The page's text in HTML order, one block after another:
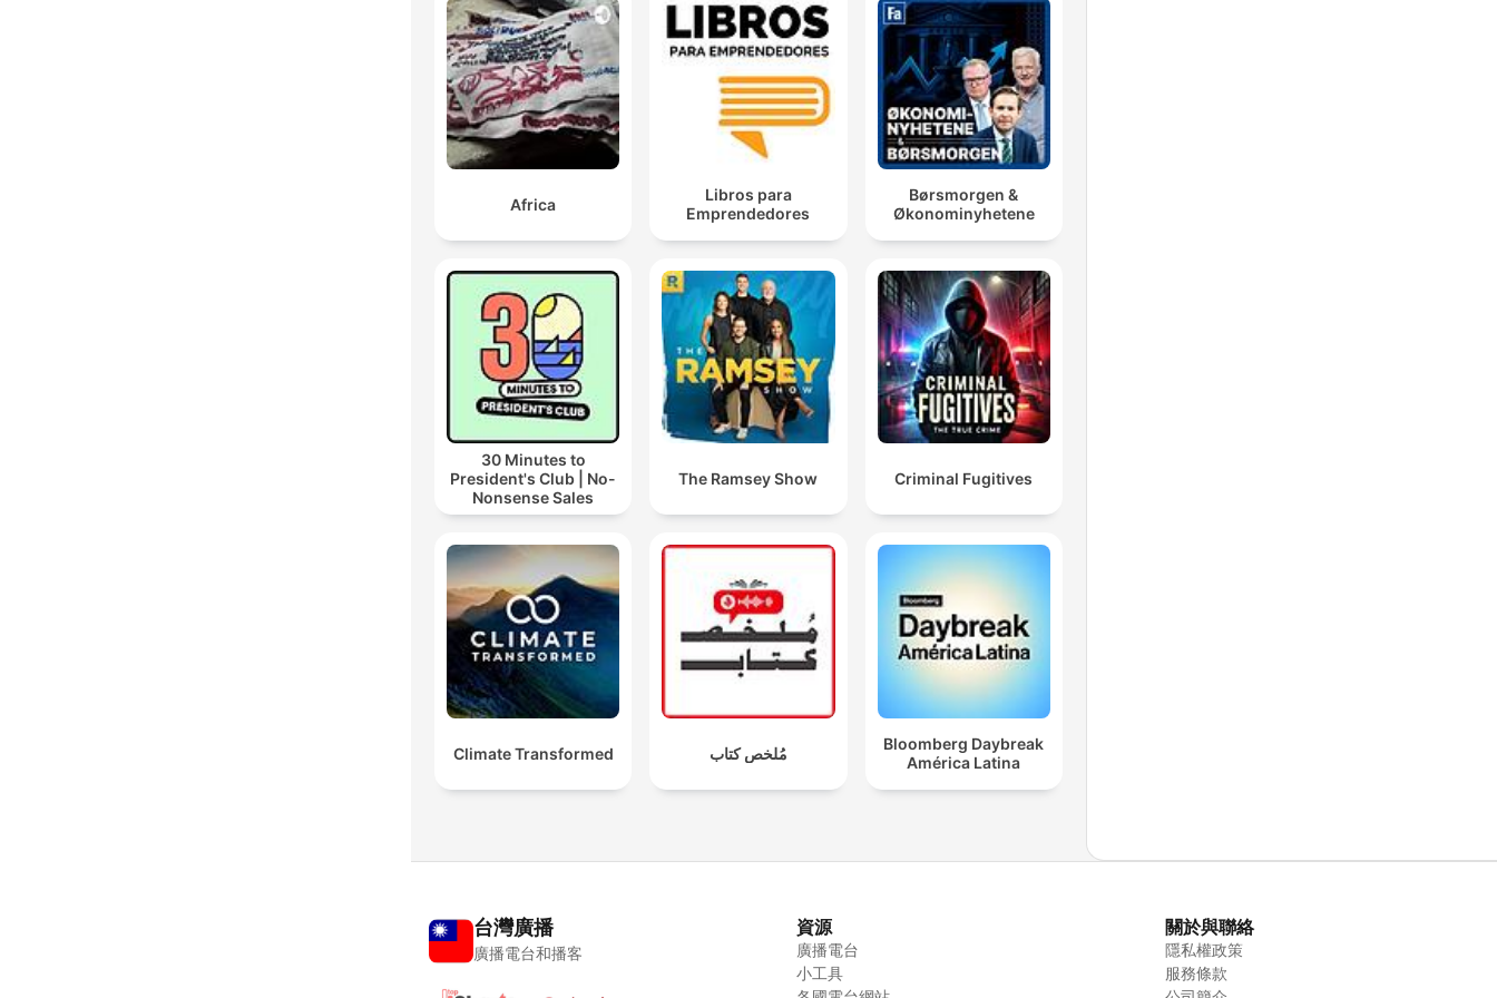
Africa
Libros para
Emprendedores
Børsmorgen &
Økonominyhetene
30 Minutes to
President's Club | No-
Nonsense Sales
The Ramsey Show Criminal Fugitives
Climate Transformed مُلخص كتاب
Bloomberg Daybreak
América Latina
台灣廣播
廣播電台和播客
資源
廣播電台
小工具
關於與聯絡
隱私權政策
服務條款